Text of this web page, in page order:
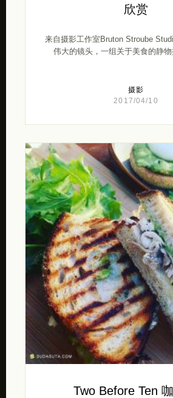
欣赏
来自摄影工作室Bruton Stroube
伟大的镜头，一组关于美食的静
摄影
2017/04/10
Two Before Ten